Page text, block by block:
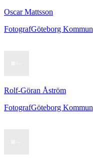
Oscar Mattsson
FotografGöteborg Kommun
Rolf-Göran Åström
FotografGöteborg Kommun